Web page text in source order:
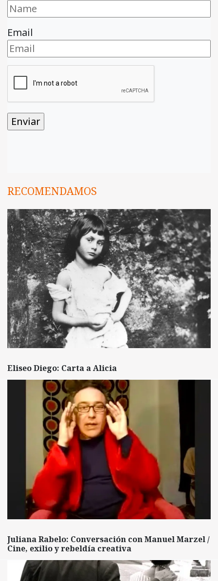
Email
RECOMENDAMOS
Eliseo Diego: Carta a Alicia
Juliana Rabelo: Conversación con Manuel Marzel /
Cine, exilio y rebeldía creativa